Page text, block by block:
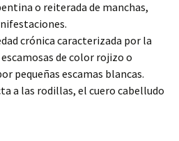
o reiterada de manchas,
crónica caracterizada por la
de color rojizo o
pequeñas escamas blancas.
a las rodillas, el cuero cabelludo